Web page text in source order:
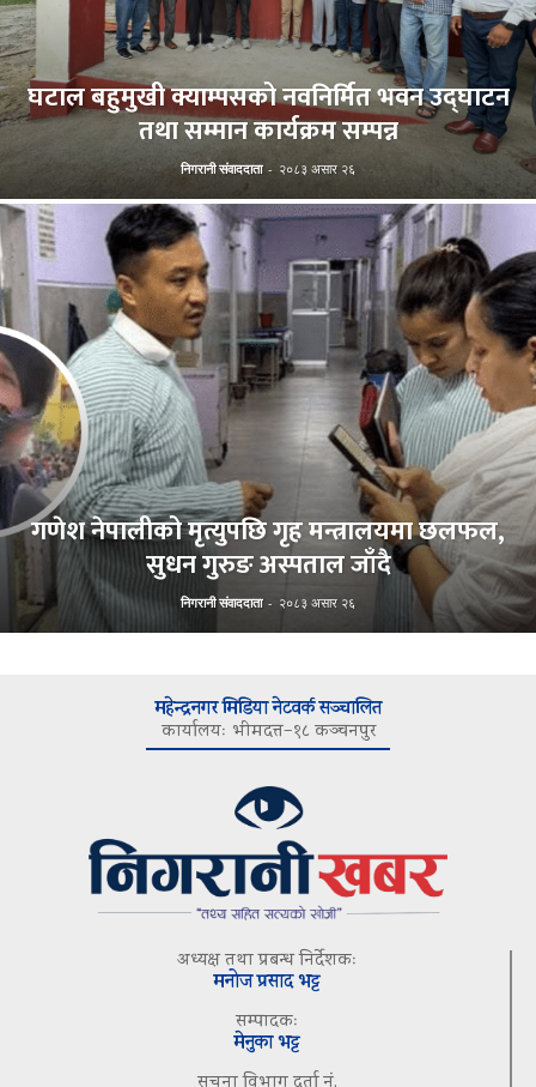
घटाल बहुमुखी क्याम्पसको नवनिर्मित भवन उद्घाटन
तथा सम्मान कार्यक्रम सम्पन्न
निगरानी संवाददाता - २०८३ असार २६
गणेश नेपालीको मृत्युपछि गृह मन्त्रालयमा छलफल,
सुधन गुरुङ अस्पताल जाँदै
निगरानी संवाददाता - २०८३ असार २६
महेन्द्रनगर मिडिया नेटवर्क सञ्चालित
कार्यालयः भीमदत्त–१८ कञ्चनपुर
अध्यक्ष तथा प्रबन्ध निर्देशकः
मनोज प्रसाद भट्ट
सम्पादकः
मेनुका भट्ट